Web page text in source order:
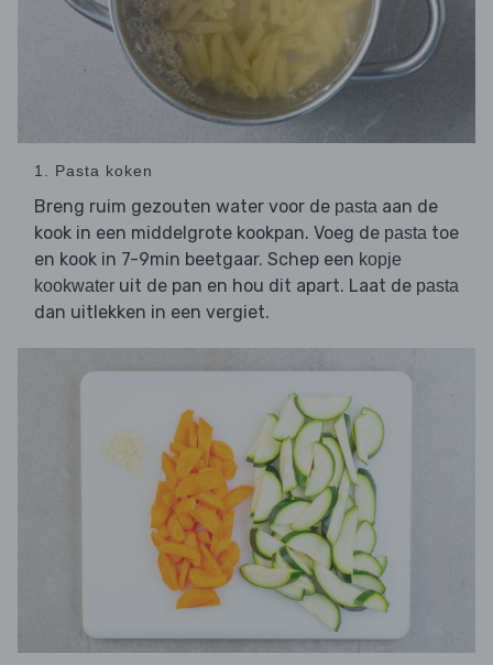
1. Pasta koken
Breng ruim gezouten water voor de pasta aan de
kook in een middelgrote kookpan. Voeg de pasta toe
en kook in 7-9min beetgaar. Schep een kopje
kookwater uit de pan en hou dit apart. Laat de pasta
dan uitlekken in een vergiet.